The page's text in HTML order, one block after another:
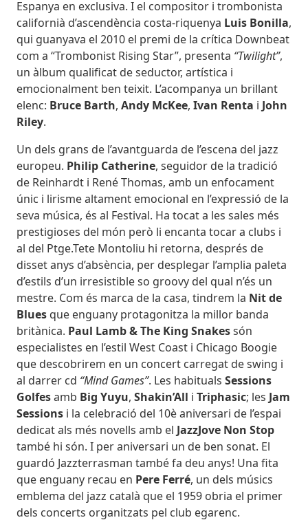
Espanya en exclusiva. I el compositor i trombonista
californià d’ascendència costa-riquenya Luis Bonilla,
qui guanyava el 2010 el premi de la crítica Downbeat
com a “Trombonist Rising Star”, presenta “Twilight”,
un àlbum qualificat de seductor, artística i
emocionalment ben teixit. L’acompanya un brillant
elenc: Bruce Barth, Andy McKee, Ivan Renta i John
Riley.
Un dels grans de l’avantguarda de l’escena del jazz
europeu. Philip Catherine, seguidor de la tradició
de Reinhardt i René Thomas, amb un enfocament
únic i lirisme altament emocional en l’expressió de la
seva música, és al Festival. Ha tocat a les sales més
prestigioses del món però li encanta tocar a clubs i
al del Ptge.Tete Montoliu hi retorna, després de
disset anys d’absència, per desplegar l’amplia paleta
d’estils d’un irresistible so groovy del qual n’és un
mestre. Com és marca de la casa, tindrem la Nit de
Blues que enguany protagonitza la millor banda
britànica. Paul Lamb & The King Snakessón
especialistes en l’estil West Coast i Chicago Boogie
que descobrirem en un concert carregat de swing i
al darrer cd “Mind Games”. Les habituals Sessions
Golfesamb Big Yuyu, Shakin’All i Triphasic; les Jam
Sessions i la celebració del 10è aniversari de l’espai
dedicat als més novells amb el JazzJove Non Stop
també hi són. I per aniversari un de ben sonat. El
guardó Jazzterrasman també fa deu anys! Una fita
que enguany recau en Pere Ferré, un dels músics
emblema del jazz català que el 1959 obria el primer
dels concerts organitzats pel club egarenc.